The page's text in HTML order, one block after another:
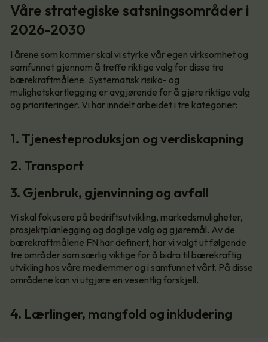
Våre strategiske satsningsområder i
2026-2030
I årene som kommer skal vi styrke vår egen virksomhet og
samfunnet gjennom å treffe riktige valg for disse tre
bærekraftmålene. Systematisk risiko- og
mulighetskartlegging er avgjørende for å gjøre riktige valg
og prioriteringer. Vi har inndelt arbeidet i tre kategorier:
1. Tjenesteproduksjon og verdiskapning
2. Transport
3. Gjenbruk, gjenvinning og avfall
Vi skal fokusere på bedriftsutvikling, markedsmuligheter,
prosjektplanlegging og daglige valg og gjøremål. Av de
bærekraftmålene FN har definert, har vi valgt ut følgende
tre områder som særlig viktige for å bidra til bærekraftig
utvikling hos våre medlemmer og i samfunnet vårt. På disse
områdene kan vi utgjøre en vesentlig forskjell.
4. Lærlinger, mangfold og inkludering